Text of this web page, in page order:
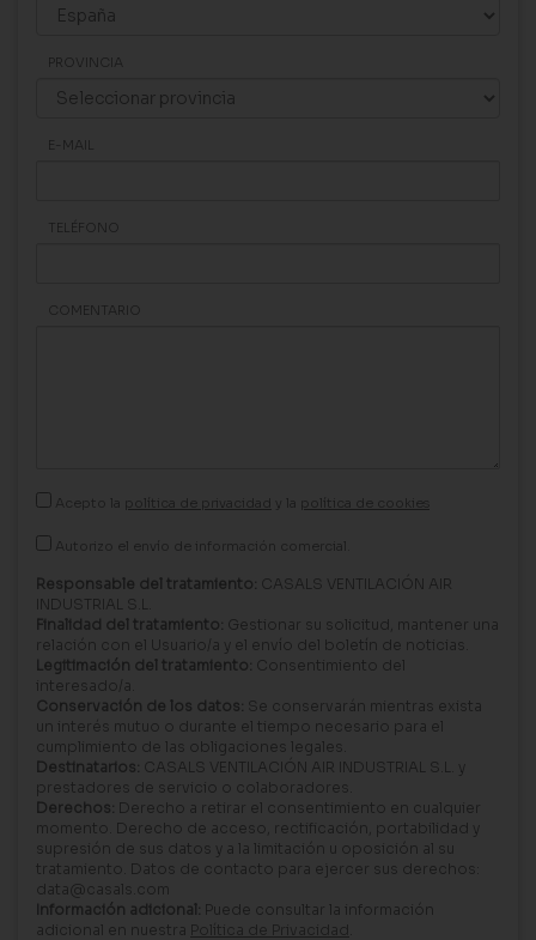
PROVINCIA
E-MAIL
TELÉFONO
COMENTARIO
Acepto la política de privacidad y la política de cookies
Autorizo el envío de información comercial.
Responsable del tratamiento: CASALS VENTILACIÓN AIR
INDUSTRIAL S.L.
Finalidad del tratamiento: Gestionar su solicitud, mantener una
relación con el Usuario/a y el envío del boletín de noticias.
Legitimación del tratamiento: Consentimiento del
interesado/a.
Conservación de los datos: Se conservarán mientras exista
un interés mutuo o durante el tiempo necesario para el
cumplimiento de las obligaciones legales.
Destinatarios: CASALS VENTILACIÓN AIR INDUSTRIAL S.L. y
prestadores de servicio o colaboradores.
Derechos: Derecho a retirar el consentimiento en cualquier
momento. Derecho de acceso, rectificación, portabilidad y
supresión de sus datos y a la limitación u oposición al su
tratamiento. Datos de contacto para ejercer sus derechos:
data@casals.com
Información adicional: Puede consultar la información
adicional en nuestra Política de Privacidad